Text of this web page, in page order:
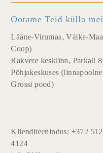
Ootame Teid külla
Lääne-Virumaa, Väike-
Coop)
Rakvere kesklinn, Parkali
Põhjakeskuses
Grossi pood)
Klienditeenindus: +372
4124